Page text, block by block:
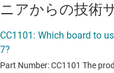
ニアからの技術